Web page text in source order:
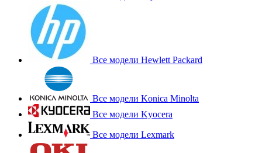
Все модели Hewlett Packard
Все модели Konica Minolta
Все модели Kyocera
Все модели Lexmark